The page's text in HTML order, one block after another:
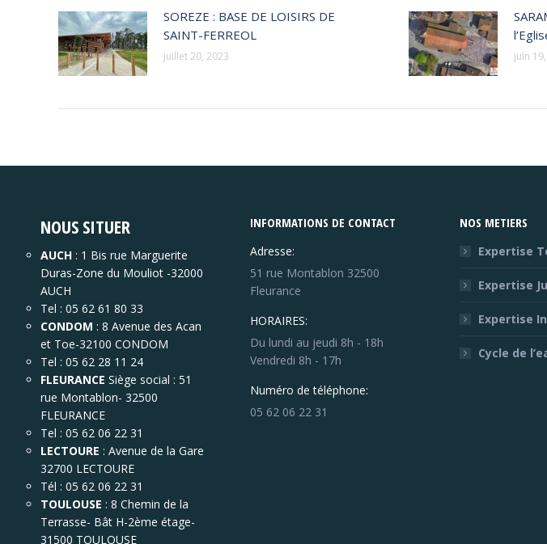
SOREZE : BASE DE LOISIRS DE
SAINT-FERREOL
juillet 20, 2023 juin
NOUS SITUER
AUCH : 1 Bis rue Marguerite
Duras-Zone du Mouliot -32000
AUCH
Tel : 05 62 61 80 33
CONDOM : 8 Avenue des Acan
et Toe-32100 CONDOM
Tel : 05 62 28 11 24
FLEURANCE Siège social : 51
rue Montablon- 32500
FLEURANCE
Tel : 05 62 06 22 31
LECTOURE : Avenue de la Gare
32700 LECTOURE
Tél : 05 62 06 22 31
TOULOUSE : 8 Chemin de la
Terrasse- Bât H-2ème étage-
31500 TOULOUSE
INFORMATIONS DE CONTACT
Adresse:
51 rue Montablon 32500
Fleurance
HORAIRES:
Du lundi au jeudi 8h - 18h
Vendredi 8h - 17h
Numéro de téléphone:
05 62 06 22 31
NOS METIERS
Expertise
Expertise
Expertise
Cycle de